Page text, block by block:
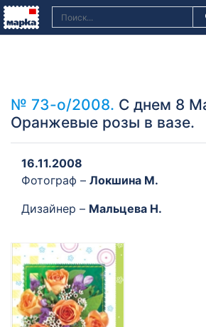
№ 73-о/2008. С днем 8
Оранжевые розы в вазе.
16.11.2008
Фотограф – Локшина М.
Дизайнер – Мальцева Н.